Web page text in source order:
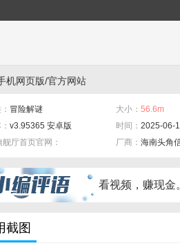
网页版/官方网站
冒险解谜 大小： 56.6m
v3.95365 安卓版 时间： 2025-06-
舰厅首页官网：
厂商： 海南头角
看视频，赚现金
截图